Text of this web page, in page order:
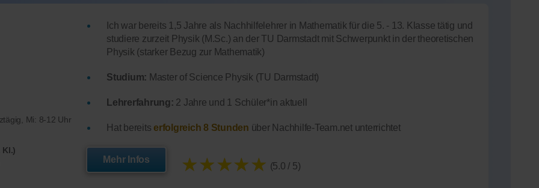
Ich war bereits 1,5 Jahre als Nachhilfelehrer in Mathematik für die 5. - 13. Klasse tätig und
studiere zurzeit Physik (M.Sc.) an der TU Darmstadt mit Schwerpunkt in der theoretischen
Physik (starker Bezug zur Mathematik)
Studium: Master of Science Physik (TU Darmstadt)
Lehrerfahrung: 2 Jahre und 1 Schüler*in aktuell
Hat bereits erfolgreich 8 Stunden über Nachhilfe-Team.net unterrichtet
Mehr Infos ★★★★★ (5.0 / 5)
Mi: 8-12 Uhr
Kl.)